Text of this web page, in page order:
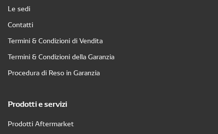
Le sedi
Contatti
Termini & Condizioni di Vendita
Termini & Condizioni della Garanzia
Procedura di Reso in Garanzia
Prodotti e servizi
Prodotti Aftermarket